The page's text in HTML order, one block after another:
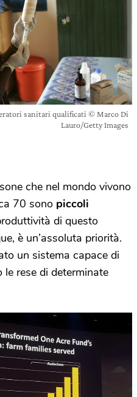
sanitari qualificati © Marco Di
Lauro/Getty Images
che nel mondo vivono
70 sono piccoli
di questo
è un’assoluta priorità.
un sistema capace di
rese di determinate